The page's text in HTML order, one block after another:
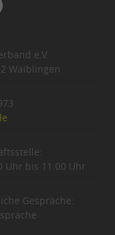
e.V.
Waiblingen
Uhr bis 11:00 Uhr
Gespräche: